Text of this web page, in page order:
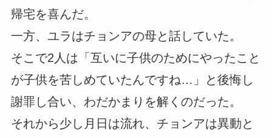
帰宅を喜んだ。
一方、ユラはチョンアの母と話していた。
そこで2人は「互いに子供のためにやったこと
が子供を苦しめていたんですね…」と後悔し
謝罪し合い、わだかまりを解くのだった。
それから少し月日は流れ、チョンアは異動と